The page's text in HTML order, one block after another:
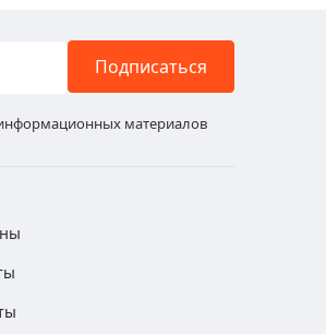
Подписаться
материалов